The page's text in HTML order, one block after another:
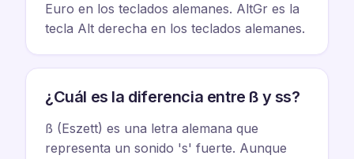
Euro en los teclados alemanes. AltGr es la
tecla Alt derecha en los teclados alemanes.
¿Cuál es la diferencia entre ß y ss?
ß (Eszett) es una letra alemana que
representa un sonido 's' fuerte. Aunque